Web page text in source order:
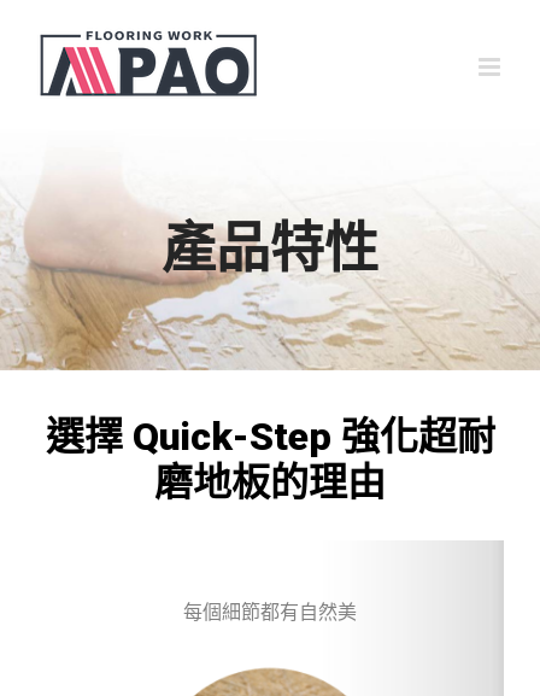
content
產品特性
選擇 Quick-Step 強化超耐
磨地板的理由
每個細節都有自然美